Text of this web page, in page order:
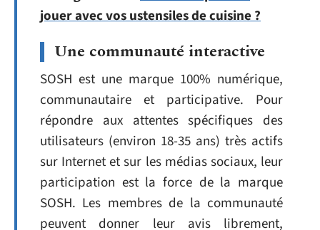
jouer avec vos ustensiles de cuisine ?
Une communauté interactive
SOSH est une marque 100% numérique,
communautaire et participative. Pour
répondre aux attentes spécifiques des
utilisateurs (environ 18-35 ans) très actifs
sur Internet et sur les médias sociaux, leur
participation est la force de la marque
SOSH. Les membres de la communauté
peuvent donner leur avis librement,